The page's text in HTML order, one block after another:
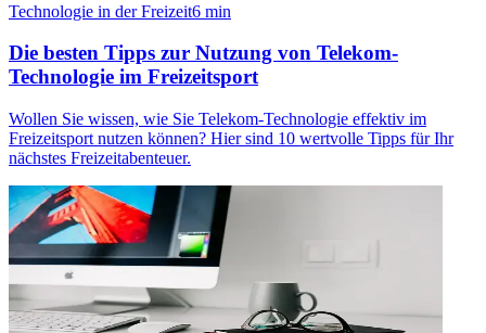
Technologie in der Freizeit6 min
Die besten Tipps zur Nutzung von Telekom-
Technologie im Freizeitsport
Wollen Sie wissen, wie Sie Telekom-Technologie effektiv im
Freizeitsport nutzen können? Hier sind 10 wertvolle Tipps für Ihr
nächstes Freizeitabenteuer.